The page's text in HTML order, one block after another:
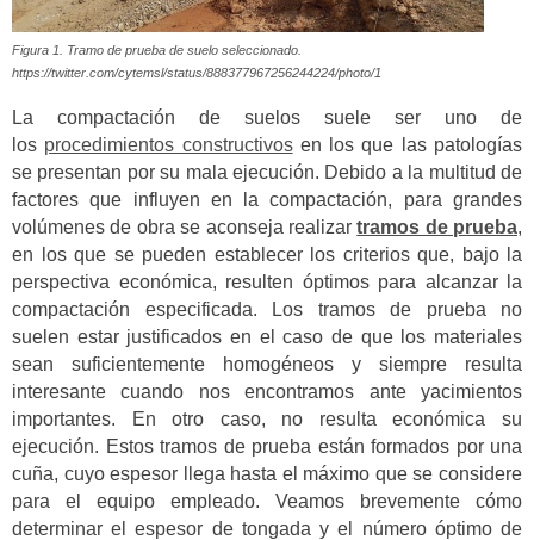
Figura 1. Tramo de prueba de suelo seleccionado.
https://twitter.com/cytemsl/status/888377967256244224/photo/1
La compactación de suelos suele ser uno de
los procedimientos constructivosen los que las patologías
se presentan por su mala ejecución. Debido a la multitud de
factores que influyen en la compactación, para grandes
volúmenes de obra se aconseja realizartramos de prueba,
en los que se pueden establecer los criterios que, bajo la
perspectiva económica, resulten óptimos para alcanzar la
compactación especificada. Los tramos de prueba no
suelen estar justificados en el caso de que los materiales
sean suficientemente homogéneos y siempre resulta
interesante cuando nos encontramos ante yacimientos
importantes. En otro caso, no resulta económica su
ejecución. Estos tramos de prueba están formados por una
cuña, cuyo espesor llega hasta el máximo que se considere
para el equipo empleado. Veamos brevemente cómo
determinar el espesor de tongada y el número óptimo de